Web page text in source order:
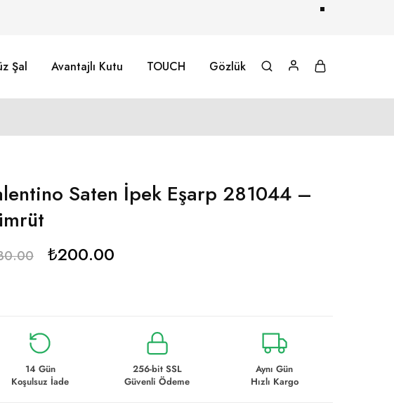
Şal Avantajlı Kutu TOUCH Gözlük
Saten İpek Eşarp 281044 –
₺200.00
14 Gün
Koşulsuz İade
256-bit SSL
Güvenli Ödeme
Aynı Gün
Hızlı Kargo